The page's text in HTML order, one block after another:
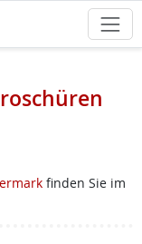
finden Sie im